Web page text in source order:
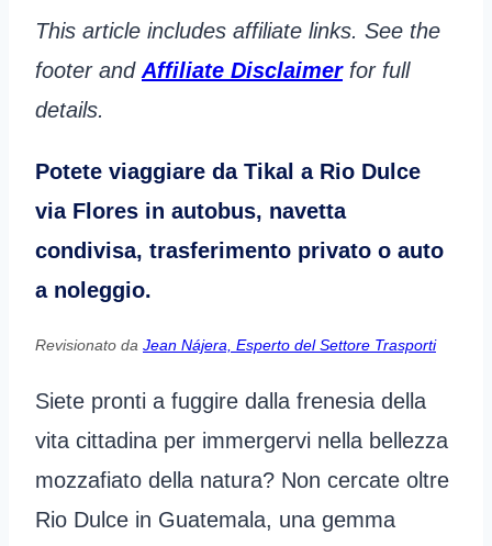
This article includes affiliate links. See the
footer and Affiliate Disclaimerfor full
details.
Potete viaggiare da Tikal a Rio Dulce
via Flores in autobus, navetta
condivisa, trasferimento privato o auto
a noleggio.
Revisionato da Jean Nájera, Esperto del Settore Trasporti
Siete pronti a fuggire dalla frenesia della
vita cittadina per immergervi nella bellezza
mozzafiato della natura? Non cercate oltre
Rio Dulce in Guatemala, una gemma